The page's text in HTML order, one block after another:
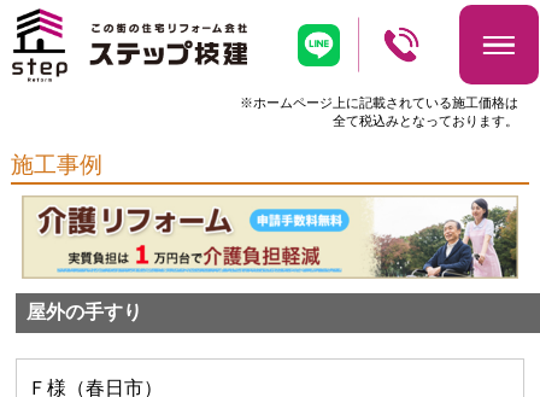
※ホームページ上に記載されている施工価格は
全て税込みとなっております。
施工事例
屋外の手すり
Ｆ様（春日市）